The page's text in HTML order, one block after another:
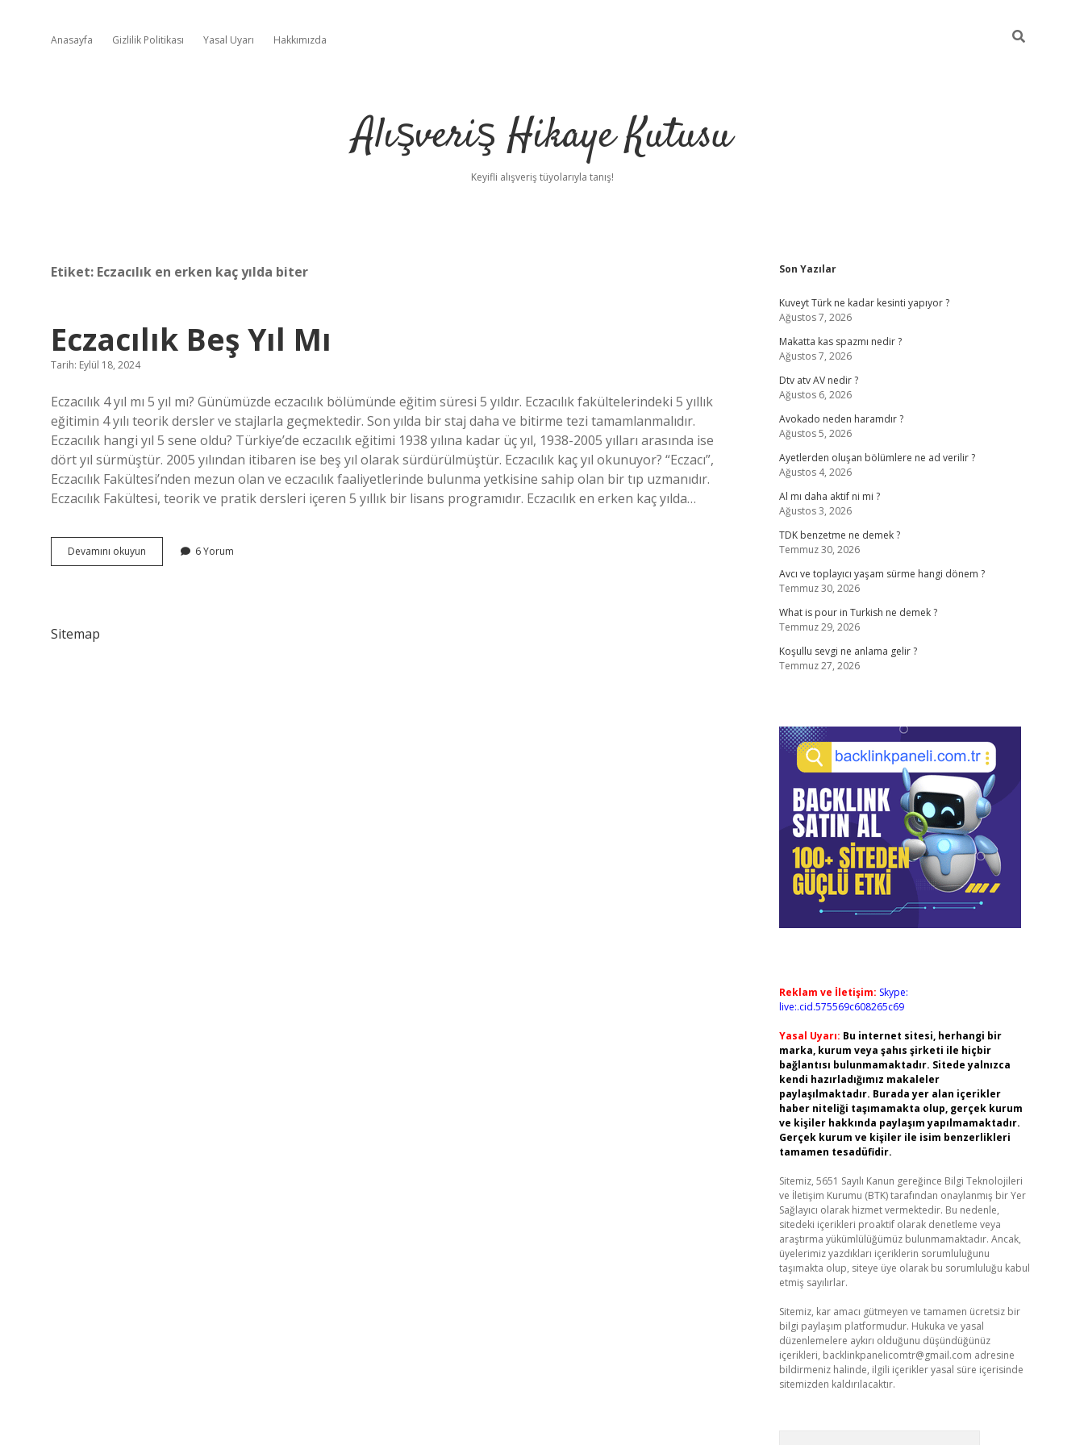
Anasayfa Gizlilik Politikası Yasal Uyarı Hakkımızda
Alışveriş Hikaye Kutusu
Keyifli alışveriş tüyolarıyla tanış!
Etiket: Eczacılık en erken kaç yılda biter
Eczacılık Beş Yıl Mı
Tarih: Eylül 18, 2024
Eczacılık 4 yıl mı 5 yıl mı? Günümüzde eczacılık bölümünde eğitim süresi 5 yıldır. Eczacılık fakültelerindeki 5 yıllık
eğitimin 4 yılı teorik dersler ve stajlarla geçmektedir. Son yılda bir staj daha ve bitirme tezi tamamlanmalıdır.
Eczacılık hangi yıl 5 sene oldu? Türkiye’de eczacılık eğitimi 1938 yılına kadar üç yıl, 1938-2005 yılları arasında ise
dört yıl sürmüştür. 2005 yılından itibaren ise beş yıl olarak sürdürülmüştür. Eczacılık kaç yıl okunuyor? “Eczacı”,
Eczacılık Fakültesi’nden mezun olan ve eczacılık faaliyetlerinde bulunma yetkisine sahip olan bir tıp uzmanıdır.
Eczacılık Fakültesi, teorik ve pratik dersleri içeren 5 yıllık bir lisans programıdır. Eczacılık en erken kaç yılda…
Devamını okuyun Eczacılık
Beş
6 Yorum
Sitemap
Sidebar
Son Yazılar
Kuveyt Türk ne kadar kesinti yapıyor ?
Ağustos 7, 2026
Makatta kas spazmı nedir ?
Ağustos 7, 2026
Dtv atv AV nedir ?
Ağustos 6, 2026
Avokado neden haramdır ?
Ağustos 5, 2026
Ayetlerden oluşan bölümlere ne ad verilir ?
Ağustos 4, 2026
Al mı daha aktif ni mi ?
Ağustos 3, 2026
TDK benzetme ne demek ?
Temmuz 30, 2026
Avcı ve toplayıcı yaşam sürme hangi dönem ?
Temmuz 30, 2026
What is pour in Turkish ne demek ?
Temmuz 29, 2026
Koşullu sevgi ne anlama gelir ?
Temmuz 27, 2026
Reklam ve İletişim: Skype:
live:.cid.575569c608265c69
Yasal Uyarı: Bu internet sitesi, herhangi bir
marka, kurum veya şahıs şirketi ile hiçbir
bağlantısı bulunmamaktadır. Sitede yalnızca
kendi hazırladığımız makaleler
paylaşılmaktadır. Burada yer alan içerikler
haber niteliği taşımamakta olup, gerçek kurum
ve kişiler hakkında paylaşım yapılmamaktadır.
Gerçek kurum ve kişiler ile isim benzerlikleri
tamamen tesadüfidir.
Sitemiz, 5651 Sayılı Kanun gereğince Bilgi Teknolojileri
ve İletişim Kurumu (BTK) tarafından onaylanmış bir Yer
Sağlayıcı olarak hizmet vermektedir. Bu nedenle,
sitedeki içerikleri proaktif olarak denetleme veya
araştırma yükümlülüğümüz bulunmamaktadır. Ancak,
üyelerimiz yazdıkları içeriklerin sorumluluğunu
taşımakta olup, siteye üye olarak bu sorumluluğu kabul
etmiş sayılırlar.
Sitemiz, kar amacı gütmeyen ve tamamen ücretsiz bir
bilgi paylaşım platformudur. Hukuka ve yasal
düzenlemelere aykırı olduğunu düşündüğünüz
içerikleri, backlinkpanelicomtr@gmail.com adresine
bildirmeniz halinde, ilgili içerikler yasal süre içerisinde
sitemizden kaldırılacaktır.